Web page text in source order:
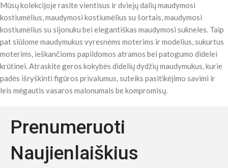
Mūsų kolekcijoje rasite vientisus ir dviejų dalių maudymosi
kostiumėlius, maudymosi kostiumėlius su šortais, maudymosi
kostiumėlius su sijonuku bei elegantiškas maudymosi sukneles. Taip
pat siūlome maudymukus vyresnėms moterims ir modelius, sukurtus
moterims, ieškančioms papildomos atramos bei patogumo didelei
krūtinei. Atraskite geros kokybės didelių dydžių maudymukus, kurie
padės išryškinti figūros privalumus, suteiks pasitikėjimo savimi ir
leis mėgautis vasaros malonumais be kompromisų.
Prenumeruoti
Naujienlaiškius